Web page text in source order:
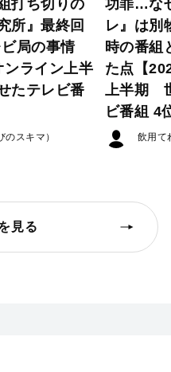
打ち切りの
所』最終回
局の事情
ンライン上半
たテレビ番
のスキマ）
功罪…な
レ』は
時の番組
た点【
上半期
ビ番組 4
飲用て
見る